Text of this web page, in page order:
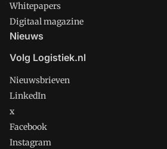
Whitepapers
Digitaal magazine
Nieuws
Volg Logistiek.nl
Nieuwsbrieven
LinkedIn
x
Facebook
Instagram